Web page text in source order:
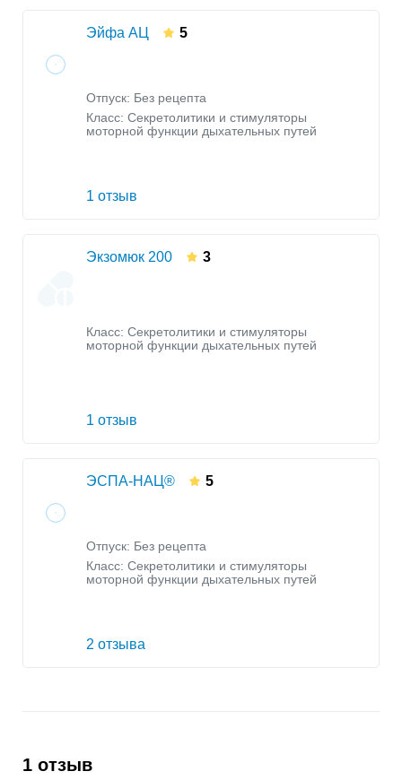
Эйфа АЦ 5
Отпуск: Без рецепта
Класс: Секретолитики и стимуляторы
моторной функции дыхательных путей
1 отзыв
Экзомюк 200 3
Класс: Секретолитики и стимуляторы
моторной функции дыхательных путей
1 отзыв
ЭСПА-НАЦ® 5
Отпуск: Без рецепта
Класс: Секретолитики и стимуляторы
моторной функции дыхательных путей
2 отзыва
1 отзыв